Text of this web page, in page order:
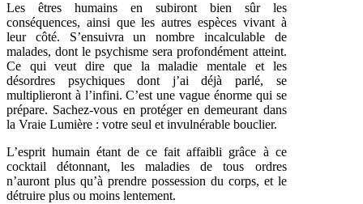
Les êtres humains en subiront bien sûr les
conséquences, ainsi que les autres espèces vivant à
leur côté. S’ensuivra un nombre incalculable de
malades, dont le psychisme sera profondément atteint.
Ce qui veut dire que la maladie mentale et les
désordres psychiques dont j’ai déjà parlé, se
multiplieront à l’infini. C’est une vague énorme qui se
prépare. Sachez-vous en protéger en demeurant dans
la Vraie Lumière : votre seul et invulnérable bouclier.
L’esprit humain étant de ce fait affaibli grâce à ce
cocktail détonnant, les maladies de tous ordres
n’auront plus qu’à prendre possession du corps, et le
détruire plus ou moins lentement.